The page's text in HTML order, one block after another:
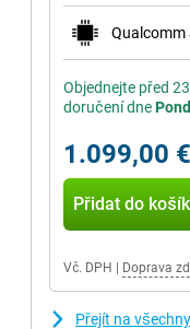
Objednejte před
doručení dne
1.099,00 €
Přidat do
Vč. DPH Doprava
Přejít na